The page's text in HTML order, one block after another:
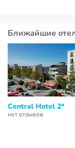
Ближайшие
Central Hotel 2*
нет отзывов